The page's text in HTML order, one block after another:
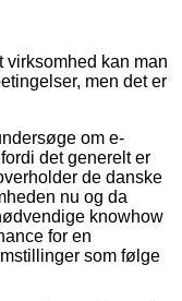
virksomhed kan man
men det er
om e-
det generelt er
de danske
nu og da
knowhow
for en
som følge